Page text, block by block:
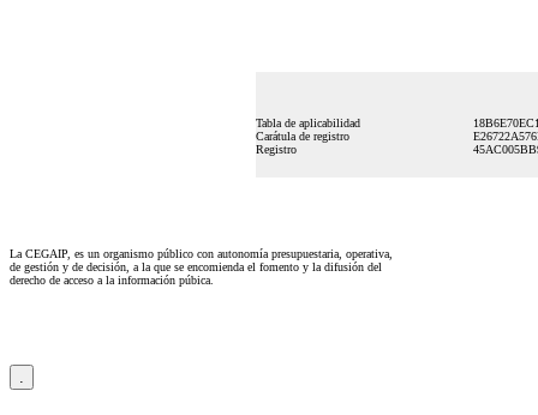
Tabla de aplicabilidad
Carátula de registro
Registro
La CEGAIP, es un organismo público con autonomía presupuestaria, operativa,
de gestión y de decisión, a la que se encomienda el fomento y la difusión del
derecho de acceso a la información púbica.